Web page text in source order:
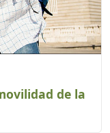
de la